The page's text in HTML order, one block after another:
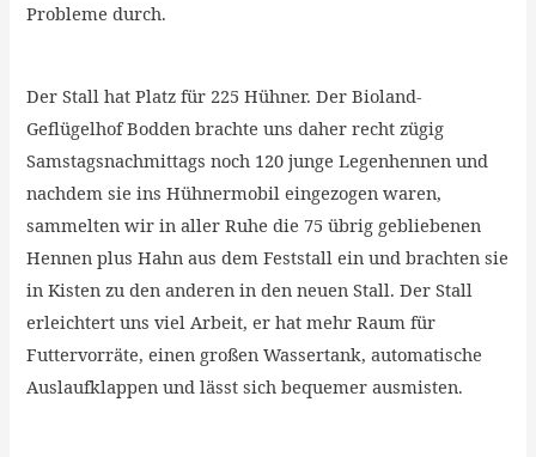
Probleme durch.
Der Stall hat Platz für 225 Hühner. Der Bioland-
Geflügelhof Bodden brachte uns daher recht zügig
Samstagsnachmittags noch 120 junge Legenhennen und
nachdem sie ins Hühnermobil eingezogen waren,
sammelten wir in aller Ruhe die 75 übrig gebliebenen
Hennen plus Hahn aus dem Feststall ein und brachten sie
in Kisten zu den anderen in den neuen Stall. Der Stall
erleichtert uns viel Arbeit, er hat mehr Raum für
Futtervorräte, einen großen Wassertank, automatische
Auslaufklappen und lässt sich bequemer ausmisten.